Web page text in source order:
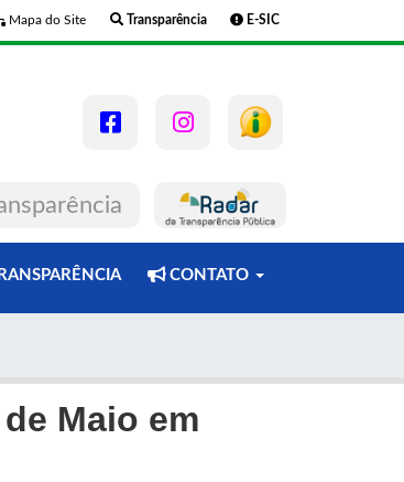
Mapa do Site Transparência E-SIC
CONTATO
Maio em